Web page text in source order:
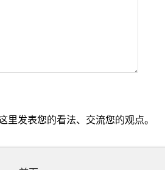
发表您的看法、交流您的观点。